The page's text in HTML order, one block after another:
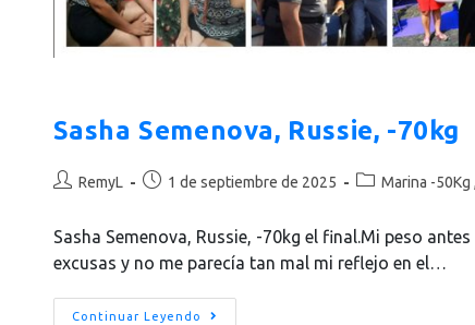
Sasha Semenova, Russie, -70kg
RemyL 1 de septiembre de 2025 Marina -50Kg
Sasha Semenova, Russie, -70kg el final.Mi peso
excusas y no me parecía tan mal mi reflejo en el…
Continuar Leyendo